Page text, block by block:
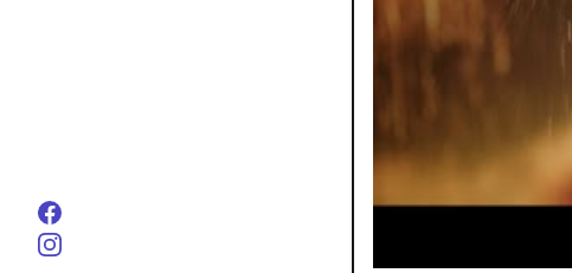
Suivez-nous sur Facebook
Suivez-nous sur instagram